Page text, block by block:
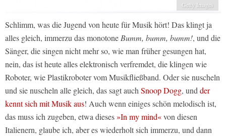
Getty Images
Schlimm, was die Jugend von heute für Musik hört! Das klingt ja
alles gleich, immerzu das monotone Bumm, bumm, bumm!, und die
Sänger, die singen nicht mehr so, wie man früher gesungen hat,
nein, das ist heute alles elektronisch verfremdet, die klingen wie
Roboter, wie Plastikroboter vom Musikfließband. Oder sie nuscheln
und sie nuscheln alle gleich, das sagt auch Snoop Dogg, und der
kennt sich mit Musik aus! Auch wenn einiges schön melodisch ist,
das muss ich zugeben, etwa dieses»In my mind«von diesen
Italienern, glaube ich, aber es wiederholt sich immerzu, und dann